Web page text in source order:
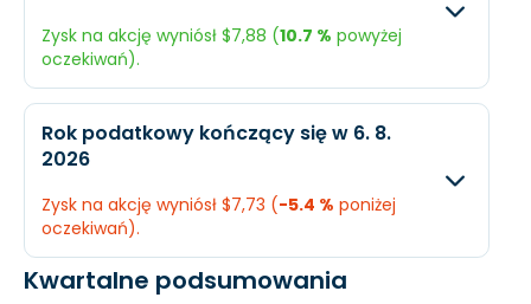
Dochód $480,6 mln.
EPS $6,63
Zysk na akcję wyniósł $7,88 (10.7 % powyżej
oczekiwań).
Przychody
Dochód $524,9 mln.
EPS $7,12
Rok podatkowy kończący się w 6. 8.
2026
Zysk na akcję wyniósł $7,73 (-5.4 % poniżej
oczekiwań).
Oczekiwany
Kwartalne podsumowania